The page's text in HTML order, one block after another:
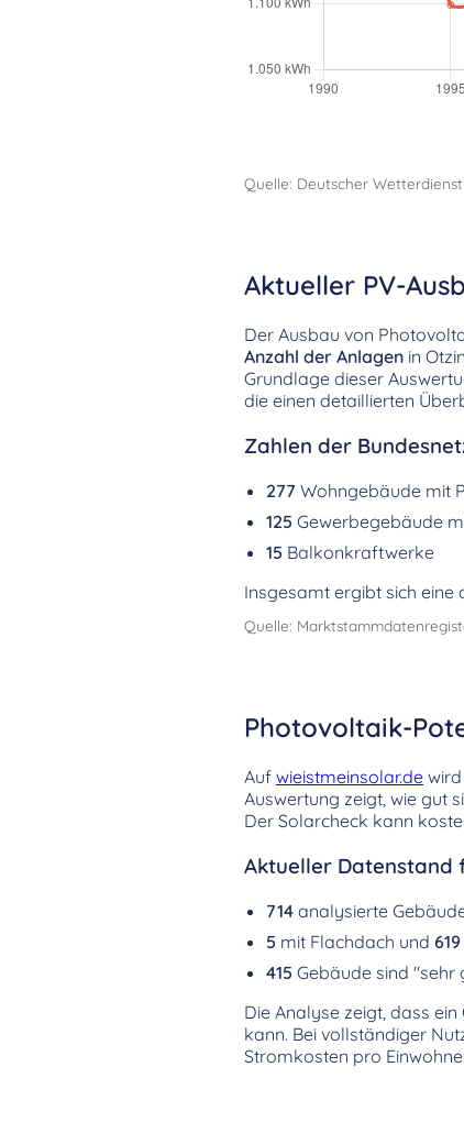
Quelle: Deutscher Wetterdienst
Aktueller PV-
Der Ausbau von
Anzahl der Anlagen in
Grundlage dieser
die einen detaillierten
Zahlen der
277 Wohngebäude mit
125 Gewerbegebäude
15 Balkonkraftwerke
Insgesamt ergibt sich
Quelle:
Photovoltaik-
Auf wieistmeinsolar.de
Auswertung zeigt, wie gut
Der Solarcheck kann
Aktueller Datenstand
714 analysierte
5 mit Flachdach und 619
415 Gebäude sind
Die Analyse zeigt, dass
kann. Bei vollständiger
Stromkosten pro